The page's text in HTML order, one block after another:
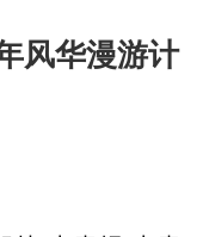
风华漫游计